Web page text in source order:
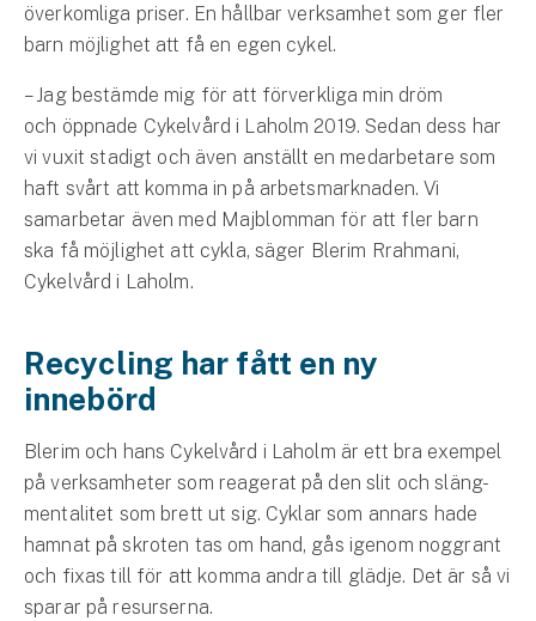
Hemförsäkring
Bostadsrättsförsäkring
Hyresrättsförsäkring
Fritidshusförsäkring
Företag
Bilförsäkring för företag
Släpvagnsförsäkring
Drönarförsäkring
För förmedlare
Gruppförsäkringar
överkomliga priser. En hållbar verksamhet som ger fler
barn möjlighet att få en egen cykel.
– Jag bestämde mig för att förverkliga min dröm
och öppnade Cykelvård i Laholm 2019. Sedan dess har
vi vuxit stadigt och även anställt en medarbetare som
haft svårt att komma in på arbetsmarknaden. Vi
samarbetar även med Majblomman för att fler barn
ska få möjlighet att cykla, säger Blerim Rrahmani,
Cykelvård i Laholm.
Recycling har fått en ny
innebörd
Blerim och hans Cykelvård i Laholm är ett bra exempel
på verksamheter som reagerat på den slit och släng-
mentalitet som brett ut sig. Cyklar som annars hade
hamnat på skroten tas om hand, gås igenom noggrant
och fixas till för att komma andra till glädje. Det är så vi
sparar på resurserna.